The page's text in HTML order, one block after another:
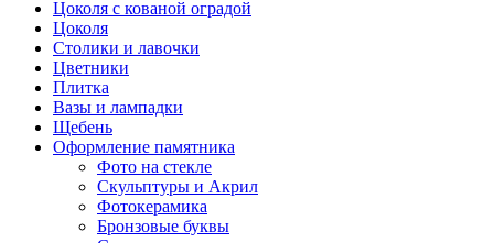
Цоколя с кованой оградой
Цоколя
Столики и лавочки
Цветники
Плитка
Вазы и лампадки
Щебень
Оформление памятника
Фото на стекле
Скульптуры и Акрил
Фотокерамика
Бронзовые буквы